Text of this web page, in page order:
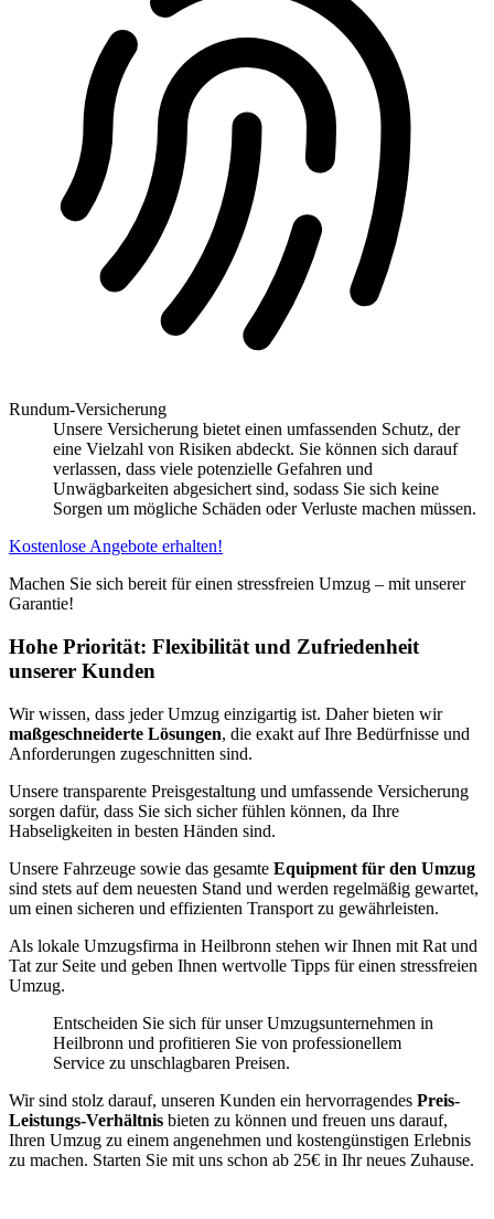
Rundum-Versicherung
Unsere Versicherung bietet einen umfassenden Schutz, der
eine Vielzahl von Risiken abdeckt. Sie können sich darauf
verlassen, dass viele potenzielle Gefahren und
Unwägbarkeiten abgesichert sind, sodass Sie sich keine
Sorgen um mögliche Schäden oder Verluste machen müssen.
Kostenlose Angebote erhalten!
Machen Sie sich bereit für einen stressfreien Umzug – mit unserer
Garantie!
Hohe Priorität: Flexibilität und Zufriedenheit
unserer Kunden
Wir wissen, dass jeder Umzug einzigartig ist. Daher bieten wir
maßgeschneiderte Lösungen, die exakt auf Ihre Bedürfnisse und
Anforderungen zugeschnitten sind.
Unsere transparente Preisgestaltung und umfassende Versicherung
sorgen dafür, dass Sie sich sicher fühlen können, da Ihre
Habseligkeiten in besten Händen sind.
Unsere Fahrzeuge sowie das gesamte Equipment für den Umzug
sind stets auf dem neuesten Stand und werden regelmäßig gewartet,
um einen sicheren und effizienten Transport zu gewährleisten.
Als lokale Umzugsfirma in Heilbronn stehen wir Ihnen mit Rat und
Tat zur Seite und geben Ihnen wertvolle Tipps für einen stressfreien
Umzug.
Entscheiden Sie sich für unser Umzugsunternehmen in
Heilbronn und profitieren Sie von professionellem
Service zu unschlagbaren Preisen.
Wir sind stolz darauf, unseren Kunden ein hervorragendes Preis-
Leistungs-Verhältnis bieten zu können und freuen uns darauf,
Ihren Umzug zu einem angenehmen und kostengünstigen Erlebnis
zu machen. Starten Sie mit uns schon ab 25€ in Ihr neues Zuhause.